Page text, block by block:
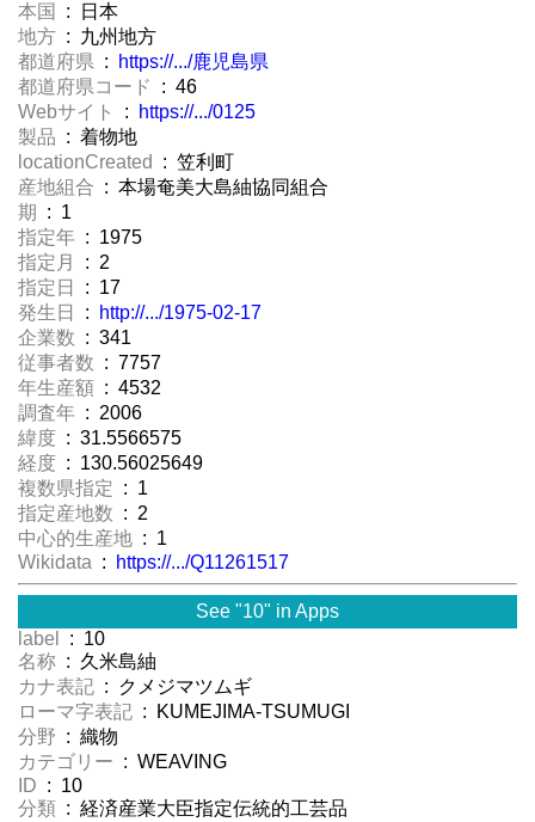
本国
: 日本
地方 : 九州地方
都道府県 :
https://.../鹿児島県
都道府県コード
: 46
Webサイト
:
https://.../0125
製品 : 着物地
locationCreated
: 笠利町
産地組合 : 本場奄美大島紬協同組合
期
: 1
指定年 : 1975
指定月
: 2
指定日
: 17
発生日
:
http://.../1975-02-17
企業数 : 341
従事者数 : 7757
年生産額 : 4532
調査年 : 2006
緯度 : 31.5566575
経度 : 130.56025649
複数県指定 : 1
指定産地数 : 2
中心的生産地 : 1
Wikidata : https://.../Q11261517
See "10" in Apps
label
: 10
名称 : 久米島紬
カナ表記 : クメジマツムギ
ローマ字表記 : KUMEJIMA-TSUMUGI
分野 : 織物
カテゴリー : WEAVING
ID : 10
分類 : 経済産業大臣指定伝統的工芸品